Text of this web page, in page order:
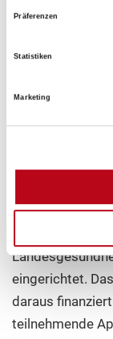
Präferenzen
Statistiken
Marketing
Über das
Die „Bewegte
Nordic-Walking-
kontinuierlich
gibt es 55
Nordic-
und der Stadt
eingerichtet.
daraus
teilnehmende